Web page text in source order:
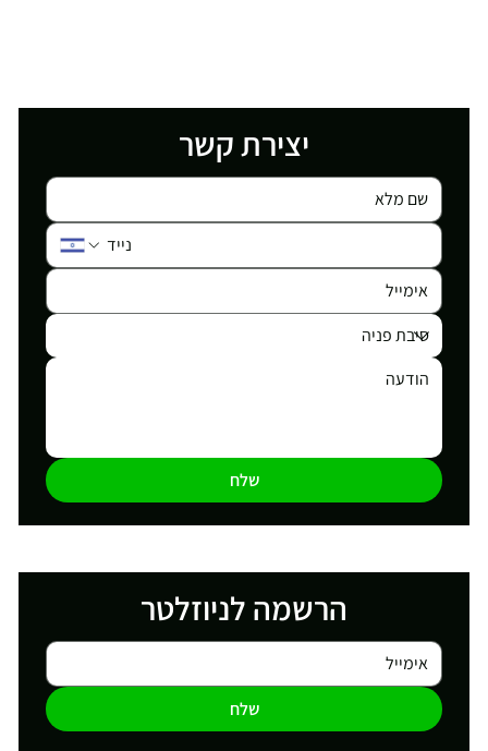
יצירת קשר
שלח
הרשמה לניוזלטר
שלח